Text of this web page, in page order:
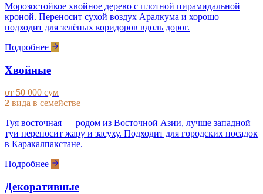
Морозостойкое хвойное дерево с плотной пирамидальной
кроной. Переносит сухой воздух Аралкума и хорошо
подходит для зелёных коридоров вдоль дорог.
Подробнее
Хвойные
от 50 000 сум
2 вида в семействе
Туя восточная — родом из Восточной Азии, лучше западной
туи переносит жару и засуху. Подходит для городских посадок
в Каракалпакстане.
Подробнее
Декоративные